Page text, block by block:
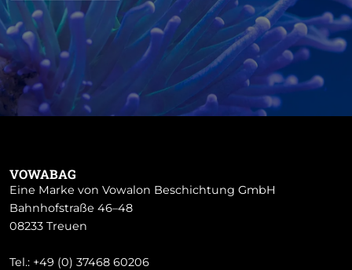
VOWABAG
Eine Marke von Vowalon Beschichtung GmbH
Bahnhofstraße 46–48
08233 Treuen
Tel.: +49 (0) 37468 60206